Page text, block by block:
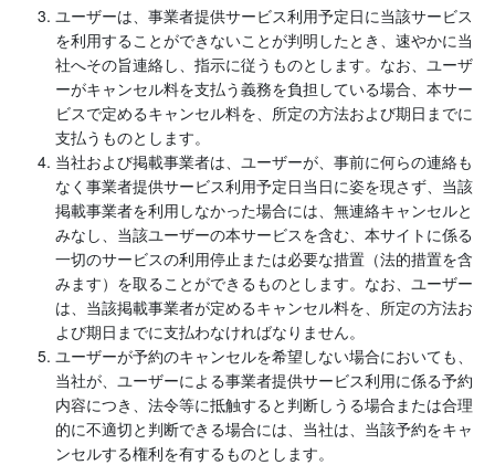
ユーザーは、事業者提供サービス利用予定日に当該サービス
を利用することができないことが判明したとき、速やかに当
社へその旨連絡し、指示に従うものとします。なお、ユーザ
ーがキャンセル料を支払う義務を負担している場合、本サー
ビスで定めるキャンセル料を、所定の方法および期日までに
支払うものとします。
当社および掲載事業者は、ユーザーが、事前に何らの連絡も
なく事業者提供サービス利用予定日当日に姿を現さず、当該
掲載事業者を利用しなかった場合には、無連絡キャンセルと
みなし、当該ユーザーの本サービスを含む、本サイトに係る
一切のサービスの利用停止または必要な措置（法的措置を含
みます）を取ることができるものとします。なお、ユーザー
は、当該掲載事業者が定めるキャンセル料を、所定の方法お
よび期日までに支払わなければなりません。
ユーザーが予約のキャンセルを希望しない場合においても、
当社が、ユーザーによる事業者提供サービス利用に係る予約
内容につき、法令等に抵触すると判断しうる場合または合理
的に不適切と判断できる場合には、当社は、当該予約をキャ
ンセルする権利を有するものとします。